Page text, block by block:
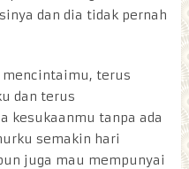
dan dia tidak pernah
mencintaimu, terus
dan terus
kesukaanmu tanpa ada
semakin hari
juga mau mempunyai